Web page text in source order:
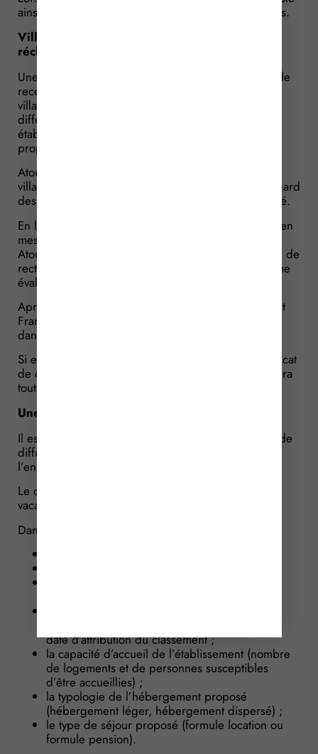
ainsi obtenue reste valable pour une durée de 5 ans.
Villages de vacances : prise en compte des
réclamations clients
Une nouveauté significative permet à Atout France de
recevoir des réclamations émanant des clients de
villages vacances lorsque ceux-ci estiment qu’une
différence existe entre le classement d’un
établissement et le niveau réel des prestations
proposées.
Atout France pourra alors adresser à l’exploitant du
village une demande d’évaluer ses pratiques au regard
des réclamations exprimées dans un délai déterminé.
En l’absence de réponse ou si l’exploitant n’est pas en
mesure de justifier sa conformité à son classement,
Atout France peut exiger la mise en place d’un plan de
rectification, ainsi qu’une contre-visite d’un organisme
évaluateur.
Après réception d’un certificat de contre-visite, Atout
France peut décider de maintenir le classement ou,
dans les 15 jours, de l’abaisser.
Si en revanche l’exploitant ne justifie pas d’un certificat
de contre-visite, la décision de classement initiale sera
tout simplement abrogée.
Une liste des villages vacances
Il est mis à la charge d’Atout France une obligation de
diffuser gratuitement sur son site une liste de
l’ensemble des établissements de tourisme classés.
Le contenu des informations relatives aux villages
vacances est précisé.
Dans la liste, doivent être mentionnés :
date d’attribution du classement ;
la capacité d’accueil de l’établissement (nombre
de logements et de personnes susceptibles
d’être accueillies) ;
la typologie de l’hébergement proposé
(hébergement léger, hébergement dispersé) ;
le type de séjour proposé (formule location ou
formule pension).